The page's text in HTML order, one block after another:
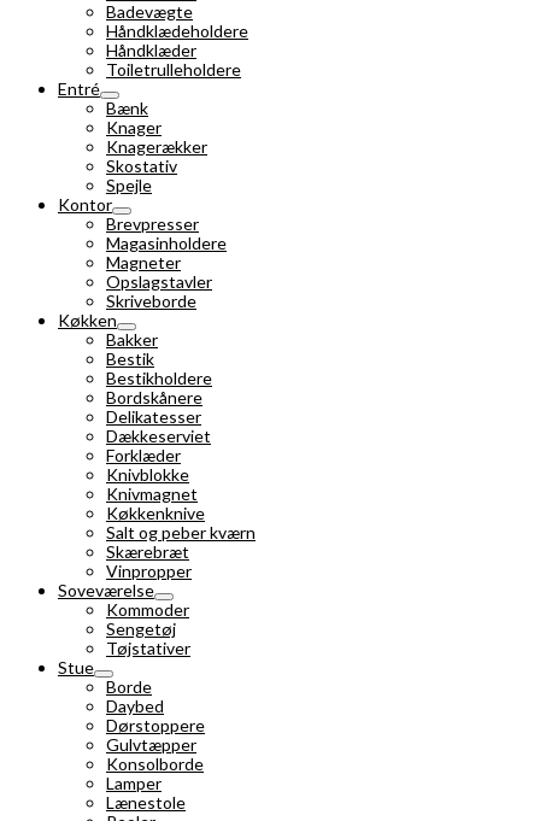
Badevægte
Håndklædeholdere
Håndklæder
Toiletrulleholdere
Entré
Bænk
Knager
Knagerækker
Skostativ
Spejle
Kontor
Brevpresser
Magasinholdere
Magneter
Opslagstavler
Skriveborde
Køkken
Bakker
Bestik
Bestikholdere
Bordskånere
Delikatesser
Dækkeserviet
Forklæder
Knivblokke
Knivmagnet
Køkkenknive
Salt og peber kværn
Skærebræt
Vinpropper
Soveværelse
Kommoder
Sengetøj
Tøjstativer
Stue
Borde
Daybed
Dørstoppere
Gulvtæpper
Konsolborde
Lamper
Lænestole